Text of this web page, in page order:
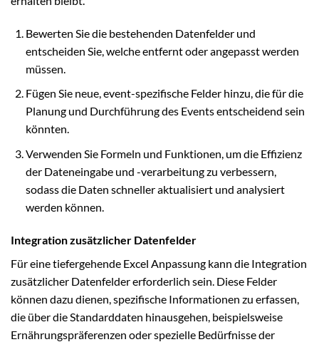
Bewerten Sie die bestehenden Datenfelder und
entscheiden Sie, welche entfernt oder angepasst werden
müssen.
Fügen Sie neue, event-spezifische Felder hinzu, die für die
Planung und Durchführung des Events entscheidend sein
könnten.
Verwenden Sie Formeln und Funktionen, um die Effizienz
der Dateneingabe und -verarbeitung zu verbessern,
sodass die Daten schneller aktualisiert und analysiert
werden können.
Integration zusätzlicher Datenfelder
Für eine tiefergehende Excel Anpassung kann die Integration
zusätzlicher Datenfelder erforderlich sein. Diese Felder
können dazu dienen, spezifische Informationen zu erfassen,
die über die Standarddaten hinausgehen, beispielsweise
Ernährungspräferenzen oder spezielle Bedürfnisse der